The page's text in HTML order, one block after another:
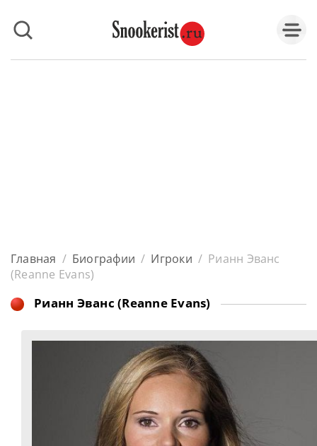
Главная / Биографии / Игроки / Рианн Эванс
(Reanne Evans)
Рианн Эванс (Reanne Evans)